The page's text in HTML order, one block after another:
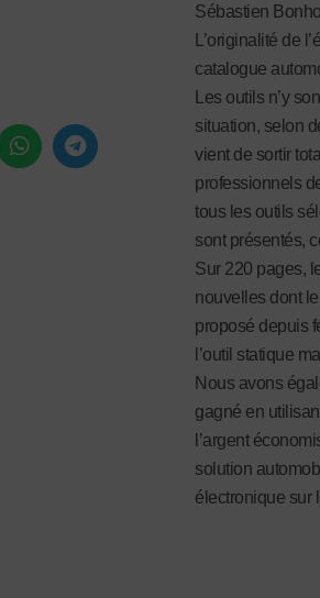
Sébastien
L’originalité de
catalogue
Les outils n’y
situation, selon
vient de sortir
professionnels
tous les outils
sont présentés,
Sur 220 pages,
nouvelles dont
proposé depuis
l’outil statique
Nous avons
gagné en
l’argent
solution
électronique sur